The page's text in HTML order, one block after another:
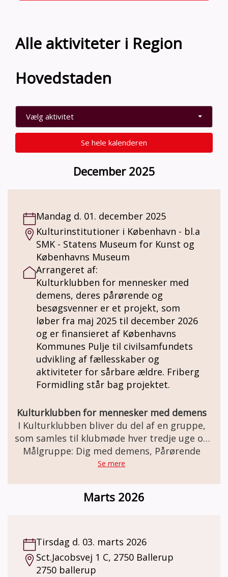
Alle aktiviteter i Region
Hovedstaden
Vælg aktivitet
Se hele kalenderen
December 2025
Mandag d. 01. december 2025
Kulturinstitutioner i København - bl.a
SMK - Statens Museum for Kunst og
Københavns Museum
Arrangeret af:
Kulturklubben for mennesker med
demens, deres pårørende og
besøgsvenner er et projekt, som
løber fra maj 2025 til december 2026
og er finansieret af Københavns
Kommunes Pulje til civilsamfundets
udvikling af fællesskaber og
aktiviteter for sårbare ældre. Friberg
Formidling står bag projektet.
Kulturklubben for mennesker med demens
I Kulturklubben bliver du del af en gruppe,
som samles til klubmøde hver tredje uge og
får en fælles kulturoplevelse. I bliver
modtaget i døren, og efter ca. en time med
Kulturklubben samarbejder med
kulturoplevelser, og det er hos dem,
klubmøderne finder sted. Hvem kan deltage?
Du skal være bosiddende i Københavns
Målgruppe: Dig med demens, Pårørende
Se mere
Marts 2026
Tirsdag d. 03. marts 2026
Sct.Jacobsvej 1 C, 2750 Ballerup
2750 ballerup